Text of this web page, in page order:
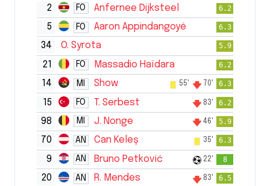
2
FO Anfernee Dijksteel 6.2
5 FO Aaron Appindangoyé 6.3
34 O. Syrota 5.9
21 FO Massadio Haïdara 6.2
14 MI Show 55' 70' 6.3
15 FO T. Serbest 83' 6.2
98 MI J. Nonge 46' 5.9
70 AN Can Keleş 35' 6.3
9 AN Bruno Petković 22' 8
20 AN R. Mendes 83' 6.5